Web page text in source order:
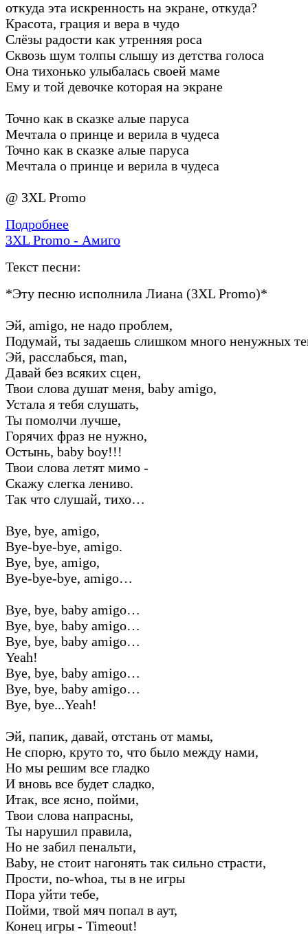
откуда эта искренность на экране, откуда?
Красота, грация и вера в чудо
Слёзы радости как утренняя роса
Сквозь шум толпы слышу из детства голоса
Она тихонько улыбалась своей маме
Ему и той девочке которая на экране
Точно как в сказке алые паруса
Мечтала о принце и верила в чудеса
Точно как в сказке алые паруса
Мечтала о принце и верила в чудеса
@ 3XL Promo
Подробнее
3XL Promo - Амиго
Текст песни:
*Эту песню исполнила Лиана (3XL Promo)*
Эй, amigo, не надо проблем,
Подумай, ты задаешь слишком много ненужных
Эй, расслабься, man,
Давай без всяких сцен,
Твои слова душат меня, baby amigo,
Устала я тебя слушать,
Ты помолчи лучше,
Горячих фраз не нужно,
Остынь, baby boy!!!
Твои слова летят мимо -
Скажу слегка лениво.
Так что слушай, тихо…
Bye, bye, amigo,
Bye-bye-bye, amigo.
Bye, bye, amigo,
Bye-bye-bye, amigo…
Bye, bye, baby amigo…
Bye, bye, baby amigo…
Bye, bye, baby amigo…
Yeah!
Bye, bye, baby amigo…
Bye, bye, baby amigo…
Bye, bye...Yeah!
Эй, папик, давай, отстань от мамы,
Не спорю, круто то, что было между нами,
Но мы решим все гладко
И вновь все будет сладко,
Итак, все ясно, пойми,
Твои слова напрасны,
Ты нарушил правила,
Но не забил пенальти,
Baby, не стоит нагонять так сильно страсти,
Прости, no-whoa, ты в не игры
Пора уйти тебе,
Пойми, твой мяч попал в аут,
Конец игры - Timeout!